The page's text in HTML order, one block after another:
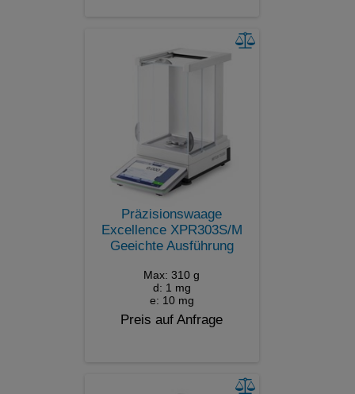
Präzisionswaage
Excellence XPR303S/M
Geeichte Ausführung
Max: 310 g
d: 1 mg
e: 10 mg
Preis auf Anfrage